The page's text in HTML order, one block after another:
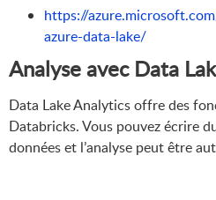
https://
azure-data-lake/
Analyse avec Data
Data Lake Analytics offre des
Databricks. Vous pouvez écrire
données et l’analyse peut être